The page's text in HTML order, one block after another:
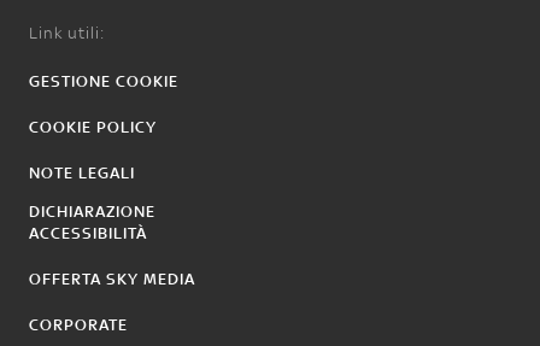
Link utili:
GESTIONE COOKIE
COOKIE POLICY
NOTE LEGALI
DICHIARAZIONE
ACCESSIBILITÀ
OFFERTA SKY MEDIA
CORPORATE